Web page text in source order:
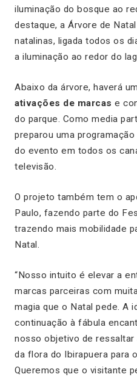
iluminação do bosque ao
destaque, a Árvore de
natalinas, ligada todos os
a iluminação ao redor do
Abaixo da árvore, haverá
ativações de marcas e
do parque. Como media
preparou uma
do evento em todos os
televisão.
O projeto também tem o
Paulo, fazendo parte do
trazendo mais mobilidade
Natal.
“Nosso intuito é elevar a
marcas parceiras com
magia que o Natal pede. A
continuação à fábula
nosso objetivo de ressaltar
da flora do Ibirapuera para
Queremos que o visitante